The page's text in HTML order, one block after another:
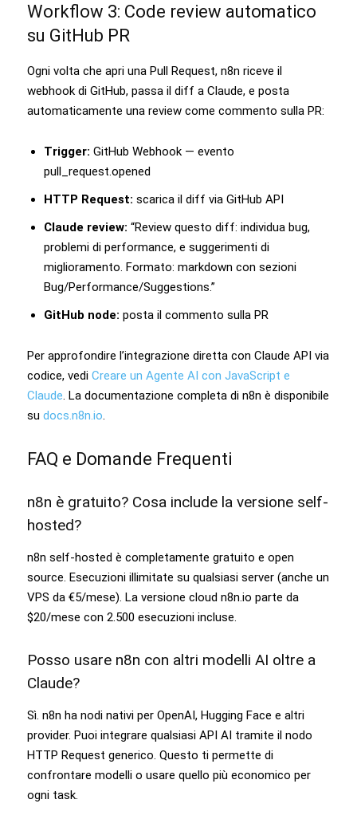
Workflow 3: Code review automatico
su GitHub PR
Ogni volta che apri una Pull Request, n8n riceve il
webhook di GitHub, passa il diff a Claude, e posta
automaticamente una review come commento sulla PR:
Trigger: GitHub Webhook — evento
pull_request.opened
HTTP Request: scarica il diff via GitHub API
Claude review: “Review questo diff: individua bug,
problemi di performance, e suggerimenti di
miglioramento. Formato: markdown con sezioni
Bug/Performance/Suggestions.”
GitHub node: posta il commento sulla PR
Per approfondire l’integrazione diretta con Claude API via
codice, vedi Creare un Agente AI con JavaScript e
Claude . La documentazione completa di n8n è disponibile
su docs.n8n.io
FAQ e Domande Frequenti
n8n è gratuito? Cosa include la versione self-
hosted?
n8n self-hosted è completamente gratuito e open
source. Esecuzioni illimitate su qualsiasi server (anche un
VPS da €5/mese). La versione cloud n8n.io parte da
$20/mese con 2.500 esecuzioni incluse.
Posso usare n8n con altri modelli AI oltre a
Claude?
Sì. n8n ha nodi nativi per OpenAI, Hugging Face e altri
provider. Puoi integrare qualsiasi API AI tramite il nodo
HTTP Request generico. Questo ti permette di
confrontare modelli o usare quello più economico per
ogni task.